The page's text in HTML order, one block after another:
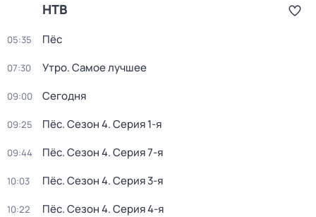
НТВ
05:35 Пёс
07:30 Утро. Самое лучшее
09:00 Сегодня
09:25 Пёс. Сезон 4. Серия 1-я
09:44 Пёс. Сезон 4. Серия 7-я
10:03 Пёс. Сезон 4. Серия 3-я
10:22 Пёс. Сезон 4. Серия 4-я